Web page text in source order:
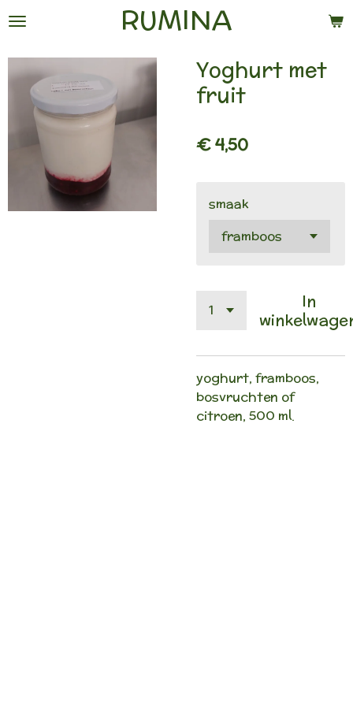
Ga
de
hoofdinhoud
RUMINA
Yoghurt met
fruit
€ 4,50
smaak
In
yoghurt, framboos,
bosvruchten of
citroen, 500 ml.